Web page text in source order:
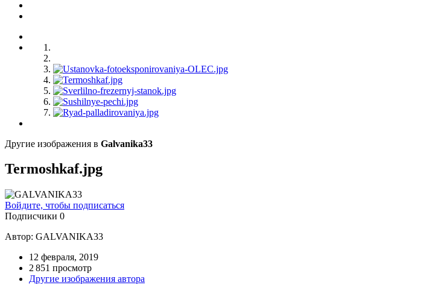
Другие изображения в Galvanika33
Termoshkaf.jpg
Войдите, чтобы подписаться
Подписчики 0
Автор: GALVANIKA33
12 февраля, 2019
2 851 просмотр
Другие изображения автора